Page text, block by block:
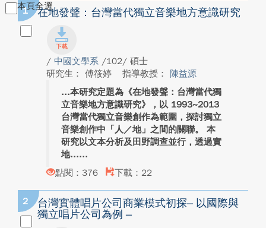
本頁全選
1 在地發聲：台灣當代獨立音樂地方意識研究
/ 中國文學系 /102/ 碩士
研究生： 傅筱婷
指導教授： 陳益源
本研究定題為《在地發聲：台灣當代獨
立音樂地方意識研究》，以 1993~2013
台灣當代獨立音樂創作為範圍，探討獨立
音樂創作中「人／地」之間的關聯。 本
研究以文本分析及田野調查並行，透過實
地...
點閱：376
下載：22
2
台灣實體唱片公司商業模式初探– 以國際與
獨立唱片公司為例 –